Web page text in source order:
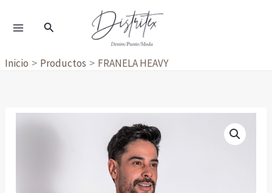
Buscar
Inicio Productos FRANELA HEAVY